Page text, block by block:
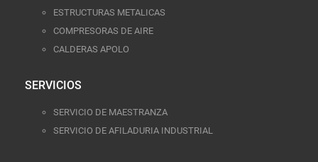
ESTRUCTURAS METALICAS
COMPRESORAS DE AIRE
CALDERAS APOLO
SERVICIOS
SERVICIO DE MAESTRANZA
SERVICIO DE AFILADURIA INDUSTRIAL